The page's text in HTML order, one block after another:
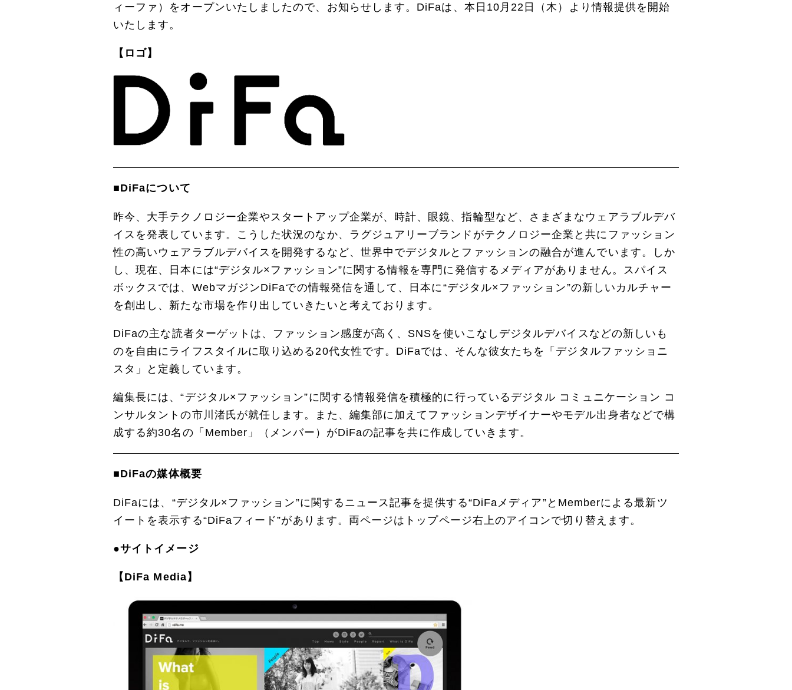
ィーファ）をオープンいたしましたので、お知らせします。DiFaは、本日10月22日（木）より情報提供を開始
いたします。
【ロゴ】
■DiFaについて
昨今、大手テクノロジー企業やスタートアップ企業が、時計、眼鏡、指輪型など、さまざまなウェアラブルデバ
イスを発表しています。こうした状況のなか、ラグジュアリーブランドがテクノロジー企業と共にファッション
性の高いウェアラブルデバイスを開発するなど、世界中でデジタルとファッションの融合が進んでいます。しか
し、現在、日本には“デジタル×ファッション”に関する情報を専門に発信するメディアがありません。スパイス
ボックスでは、WebマガジンDiFaでの情報発信を通して、日本に“デジタル×ファッション”の新しいカルチャー
を創出し、新たな市場を作り出していきたいと考えております。
DiFaの主な読者ターゲットは、ファッション感度が高く、SNSを使いこなしデジタルデバイスなどの新しいも
のを自由にライフスタイルに取り込める20代女性です。DiFaでは、そんな彼女たちを「デジタルファッショニ
スタ」と定義しています。
編集長には、“デジタル×ファッション”に関する情報発信を積極的に行っているデジタル コミュニケーション コ
ンサルタントの市川渚氏が就任します。また、編集部に加えてファッションデザイナーやモデル出身者などで構
成する約30名の「Member」（メンバー）がDiFaの記事を共に作成していきます。
■DiFaの媒体概要
DiFaには、“デジタル×ファッション”に関するニュース記事を提供する“DiFaメディア”とMemberによる最新ツ
イートを表示する“DiFaフィード”があります。両ページはトップページ右上のアイコンで切り替えます。
●サイトイメージ
【DiFa Media】